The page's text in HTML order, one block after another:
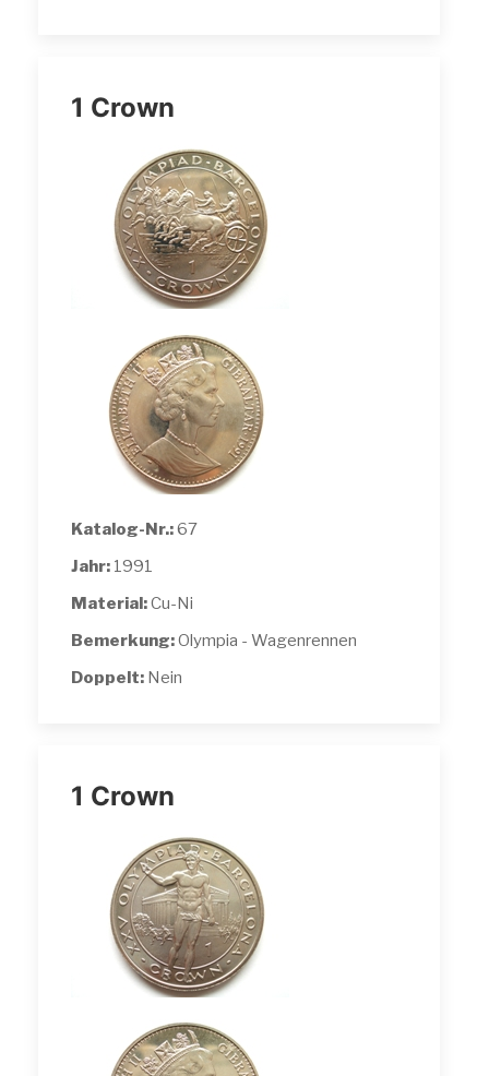
1 Crown
Katalog-Nr.:67
Jahr: 1991
Material:Cu-Ni
Bemerkung:Olympia - Wagenrennen
Doppelt: Nein
1 Crown